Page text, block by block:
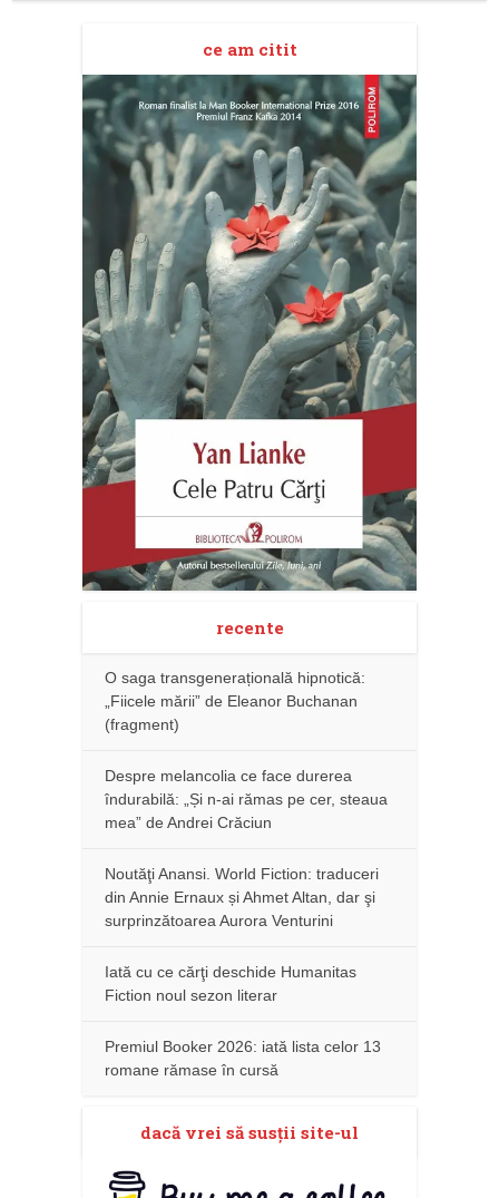
ce am citit
recente
O saga transgenerațională hipnotică:
„Fiicele mării” de Eleanor Buchanan
(fragment)
Despre melancolia ce face durerea
îndurabilă: „Și n-ai rămas pe cer, steaua
mea” de Andrei Crăciun
Noutăţi Anansi. World Fiction: traduceri
din Annie Ernaux și Ahmet Altan, dar şi
surprinzătoarea Aurora Venturini
Iată cu ce cărţi deschide Humanitas
Fiction noul sezon literar
Premiul Booker 2026: iată lista celor 13
romane rămase în cursă
dacă vrei să susţii site-ul